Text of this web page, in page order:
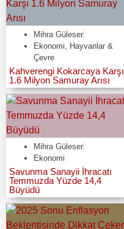
Mihra Güleser
Ekonomi
Hayvanlar &
Çevre
Kahverengi Kokarcaya Karşı
1.6 Milyon Samuray Arısı
Mihra Güleser
Ekonomi
Savunma Sanayii İhracatı
Temmuzda Yüzde 14,4
Büyüdü